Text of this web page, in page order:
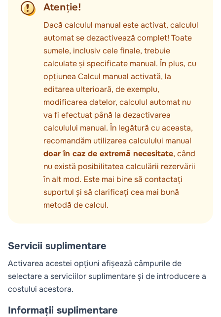
Atenție!
Dacă calculul manual este activat, calculul
automat se dezactivează complet! Toate
sumele, inclusiv cele finale, trebuie
calculate și specificate manual. În plus, cu
opțiunea Calcul manual activată, la
editarea ulterioară, de exemplu,
modificarea datelor, calculul automat nu
va fi efectuat până la dezactivarea
calculului manual. În legătură cu aceasta,
recomandăm utilizarea calculului manual
doar în caz de extremă necesitate, când
nu există posibilitatea calculării rezervării
în alt mod. Este mai bine să contactați
suportul și să clarificați cea mai bună
metodă de calcul.
Servicii suplimentare
Activarea acestei opțiuni afișează câmpurile de
selectare a serviciilor suplimentare și de introducere a
costului acestora.
Informații suplimentare